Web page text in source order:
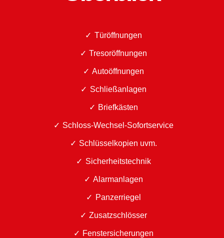
Türöffnungen
Tresoröffnungen
Autoöffnungen
Schließanlagen
Briefkästen
Schloss-Wechsel-Sofortservice
Schlüsselkopien uvm.
Sicherheitstechnik
Alarmanlagen
Panzerriegel
Zusatzschlösser
Fenstersicherungen